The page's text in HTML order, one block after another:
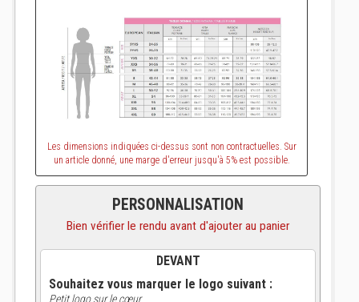
Les dimensions indiquées ci-dessus sont non contractuelles. Sur
un article donné, une marge d'erreur jusqu'à 5% est possible.
PERSONNALISATION
Bien vérifier le rendu avant d'ajouter au panier
DEVANT
Souhaitez vous marquer le logo suivant :
Petit logo sur le cœur